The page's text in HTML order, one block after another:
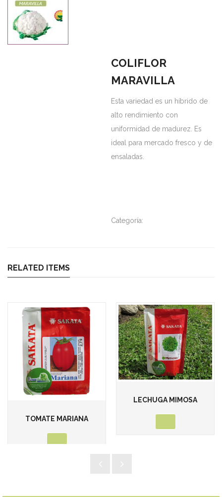
COLIFLOR
MARAVILLA
Esta variedad es un híbrido de
alto rendimiento con
uniformidad de madurez. Es
ideal para mercado fresco y de
ensaladas.
Categoría:
RELATED ITEMS
TOMATE MARIANA
LECHUGA MIMOSA